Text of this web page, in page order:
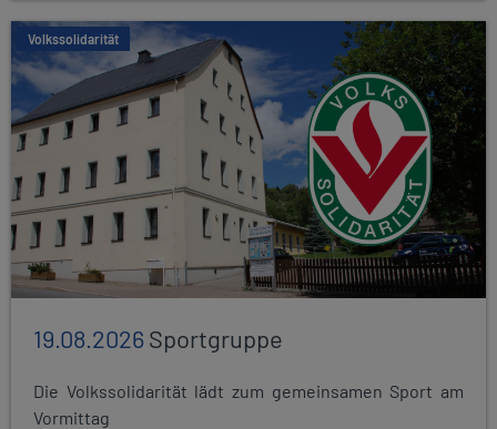
Volkssolidarität
19.08.2026Sportgruppe
Die Volkssolidarität lädt zum gemeinsamen Sport am
Vormittag